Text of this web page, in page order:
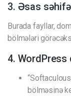
3. Əsas səhifə
Burada fayllar,
bölmələri
4. WordPress
bölməsinə